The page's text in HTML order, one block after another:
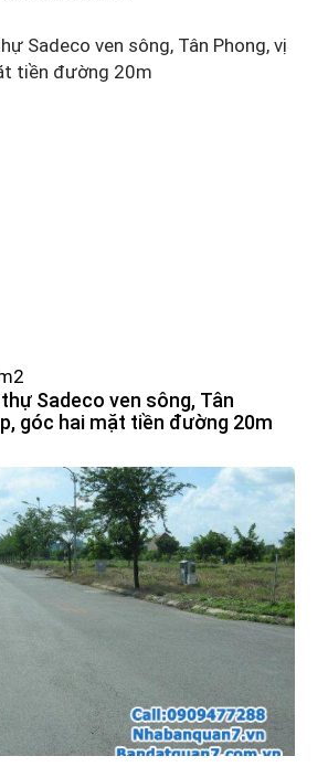
Sadeco ven sông, Tân
góc hai mặt tiền đường 20m